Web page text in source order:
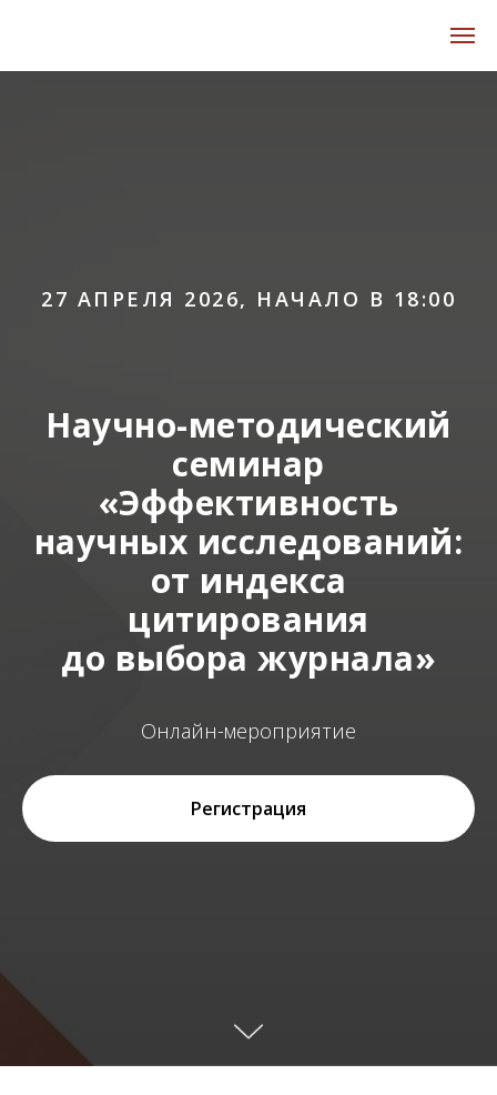
27 АПРЕЛЯ 2026, НАЧАЛО В 18:00
Научно-методический
семинар
«Эффективность
научных исследований:
от индекса
цитирования
до выбора журнала»
Онлайн-мероприятие
Регистрация